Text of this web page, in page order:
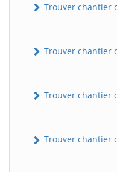
Trouver chantier
Trouver chantier
Trouver chantier
Trouver chantier